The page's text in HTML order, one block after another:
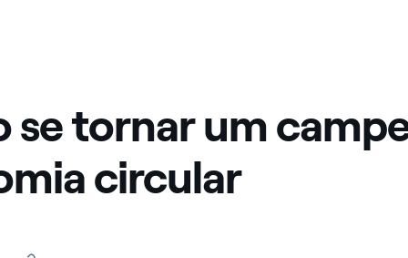
se tornar um
circular